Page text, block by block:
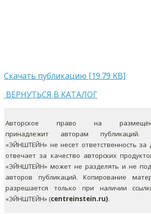
Скачать публикацию [19.79 KB]
ВЕРНУТЬСЯ В КАТАЛОГ
Авторское право на
принадлежит авторам публикаций.
«ЭЙНШТЕЙН» не несет ответственность за
отвечает за качество авторских
«ЭЙНШТЕЙН» может не разделять и не
авторов публикаций. Копирование
разрешается только при наличии
«ЭЙНШТЕЙН» (centreinstein.ru).